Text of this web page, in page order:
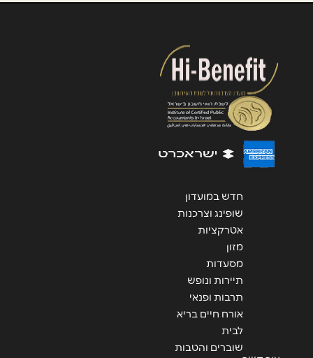
אנא חזרו אלי בקשר ל...
הודעה*
חדש במועדון
שופינג וצרכנות
אטרקציות
מזון
מסעדות
תיירות ונופש
תרבות ופנאי
אורח חיים בריא
לבית
שוברים והטבות